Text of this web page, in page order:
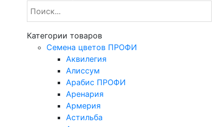
Категории товаров
Cемена цветов ПРОФИ
Аквилегия
Алиссум
Арабис ПРОФИ
Аренария
Армерия
Астильба